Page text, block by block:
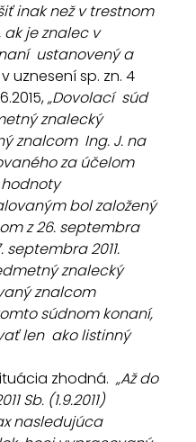
inak než v trestnom
ak je znalec v
ustanovený a
uznesení sp. zn. 4
„Dovolací  súd
znalecký
znalcom  Ing. J. na
za účelom
bol založený
z 26. septembra
septembra 2011.
znalecký
znalcom
súdnom konaní,
len  ako listinný
zhodná.
  „Až do
Sb. (1.9.2011)
nasledujúca